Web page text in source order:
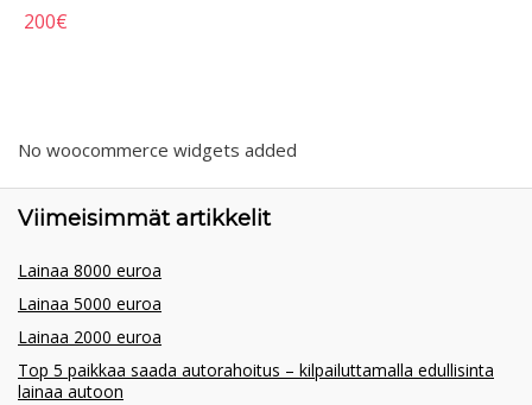
200€
No woocommerce widgets added
Viimeisimmät artikkelit
Lainaa 8000 euroa
Lainaa 5000 euroa
Lainaa 2000 euroa
Top 5 paikkaa saada autorahoitus – kilpailuttamalla edullisinta
lainaa autoon